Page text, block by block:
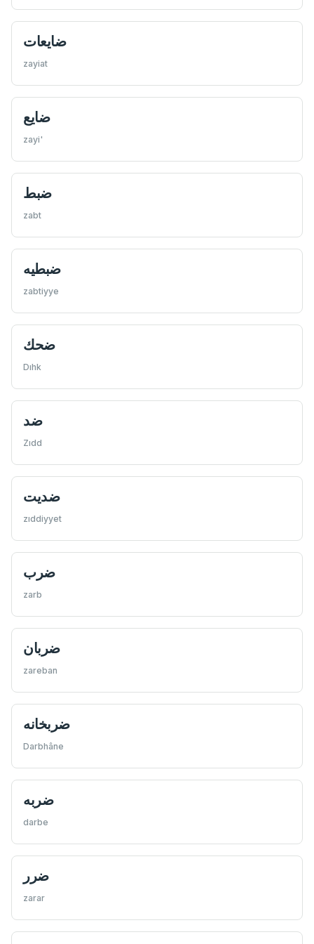
ضايعات
zayiat
ضایع
zayi'
ضبط
zabt
ضبطيه
zabtiyye
ضحك
Dıhk
ضد
Zıdd
ضديت
zıddiyyet
ضرب
zarb
ضربان
zareban
ضربخانه
Darbhâne
ضربه
darbe
ضرر
zarar